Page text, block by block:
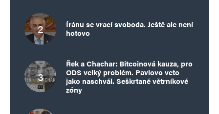
Íránu se vrací svoboda. Ještě ale není
hotovo
Řek a Chachar: Bitcoinová kauza, pro
ODS velký problém. Pavlovo veto
jako naschvál. Seškrtané větrníkové
zóny